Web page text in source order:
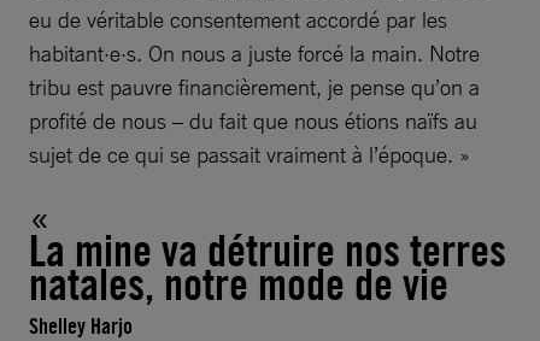
eu de véritable consentement accordé par les
habitant·e·s. On nous a juste forcé la main. Notre
tribu est pauvre financièrement, je pense qu’on a
profité de nous – du fait que nous étions naïfs au
sujet de ce qui se passait vraiment à l’époque. »
La mine va détruire nos terres
natales, notre mode de vie
Shelley Harjo